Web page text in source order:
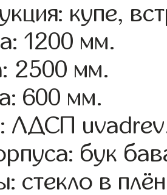
купе,
1200 мм.
2500 мм.
600 мм.
ЛДСП
бук
стекло в